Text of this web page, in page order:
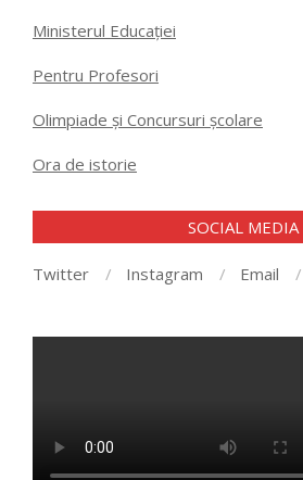
Ministerul Educației
Pentru Profesori
Olimpiade și Concursuri școlare
Ora de istorie
SOCIAL MEDIA
Twitter Instagram Email